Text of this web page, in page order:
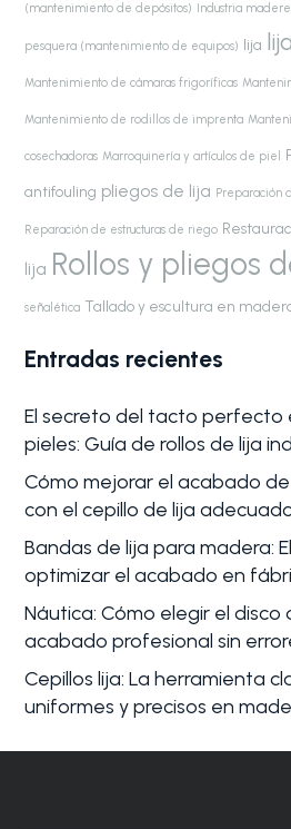
(mantenimiento de depósitos) Industria
pesquera (mantenimiento de equipos) lija
Mantenimiento de cámaras frigoríficas
Mantenimiento de rodillos de imprenta
cosechadoras Marroquinería y artículos de piel
antifouling pliegos de lija Preparación
Reparación de estructuras de riego
lija Rollos y pliegos
señalética Tallado y escultura en
Entradas recientes
El secreto del tacto perfecto
pieles: Guía de rollos de lija
Cómo mejorar el acabado
con el cepillo de lija
Bandas de lija para madera:
optimizar el acabado en
Náutica: Cómo elegir el disco
acabado profesional sin
Cepillos lija: La herramienta
uniformes y precisos en